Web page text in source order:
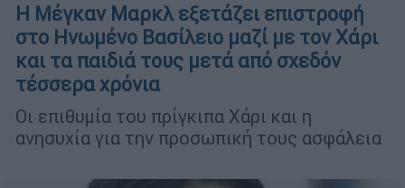
Η Μέγκαν Μαρκλ εξετάζει επιστροφή
στο Ηνωμένο Βασίλειο μαζί με τον Χάρι
και τα παιδιά τους μετά από σχεδόν
τέσσερα χρόνια
Οι επιθυμία του πρίγκιπα Χάρι και η
ανησυχία για την προσωπική τους ασφάλεια